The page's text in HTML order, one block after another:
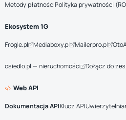
Metody płatnościPolityka prywatności
Ekosystem 1G
Frogle.pl Mediaboxy.pl Mailerpro.pl
osiedlo.pl — nieruchomości Dołącz do
Web API
Dokumentacja APIKlucz API